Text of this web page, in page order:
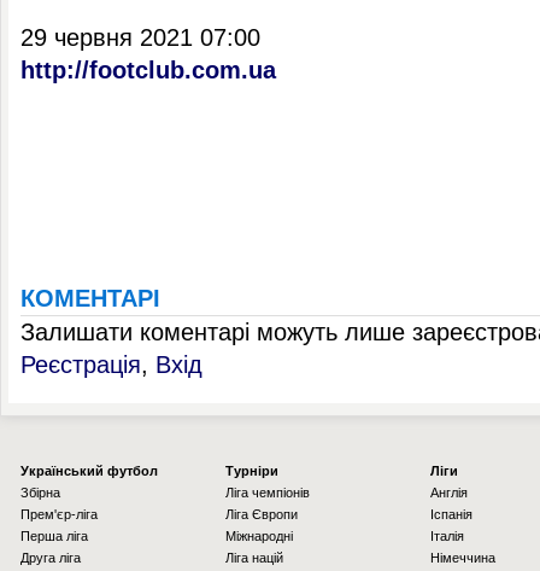
29 червня 2021 07:00
http://footclub.com.ua
КОМЕНТАРІ
Залишати коментарі можуть лише
Реєстрація, Вхід
Українcький футбол
Збірна
Прем'єр-ліга
Перша ліга
Друга ліга
Турніри
Ліга чемпіонів
Ліга Європи
Міжнародні
Ліга націй
Ліги
Англія
Іспанія
Італія
Німеччина